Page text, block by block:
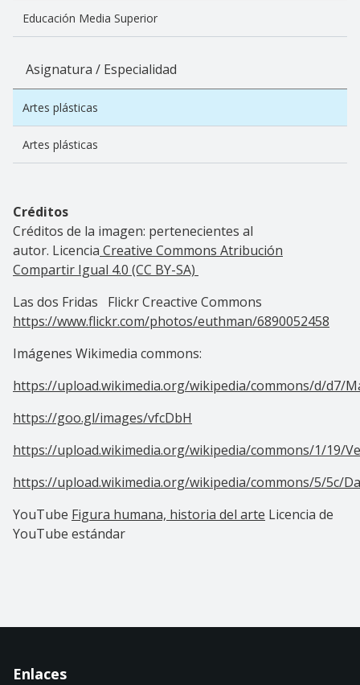
Educación Media Superior
Asignatura / Especialidad
Artes plásticas
Artes plásticas
Créditos
Créditos de la imagen: pertenecientes al
autor. Licencia Creative Commons Atribución
Compartir Igual 4.0 (CC BY-SA)
Las dos Fridas Flickr Creactive Commons
https://www.flickr.com/photos/euthman/6890052458
Imágenes Wikimedia commons:
https://upload.wikimedia.org/wikipedia/commons/d/d7/
https://goo.gl/images/vfcDbH
https://upload.wikimedia.org/wikipedia/commons/1/19/
https://upload.wikimedia.org/wikipedia/commons/5/5c/
YouTube Figura humana, historia del arte Licencia de
YouTube estándar
Enlaces